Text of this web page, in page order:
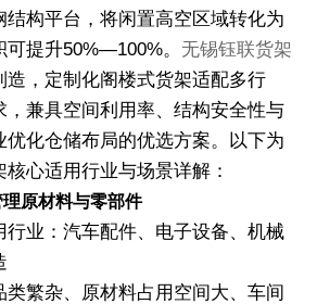
结构平台，将闲置高空区域转化为
提升50%—100%。 无锡钰联货架
造，定制化阁楼式货架适配多行
，兼具空间利用率、结构安全性与
优化仓储布局的优选方案。以下为
心适用行业与场景详解：
原材料与零部件
行业：汽车配件、电子设备、机械
类繁杂、原材料占用空间大、车间